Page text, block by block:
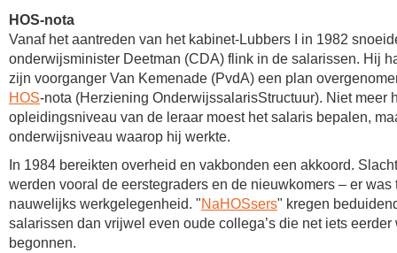
HOS-nota
Vanaf het aantreden van het kabinet-Lubbers I in 1982
onderwijsminister Deetman (CDA) flink in de salarissen. Hij
zijn voorganger Van Kemenade (PvdA) een plan
HOS-nota (Herziening OnderwijssalarisStructuur). Niet meer
opleidingsniveau van de leraar moest het salaris bepalen,
onderwijsniveau waarop hij werkte.
In 1984 bereikten overheid en vakbonden een akkoord.
werden vooral de eerstegraders en de nieuwkomers – er was
nauwelijks werkgelegenheid. "NaHOSsers" kregen
salarissen dan vrijwel even oude collega’s die net iets eerder
begonnen.